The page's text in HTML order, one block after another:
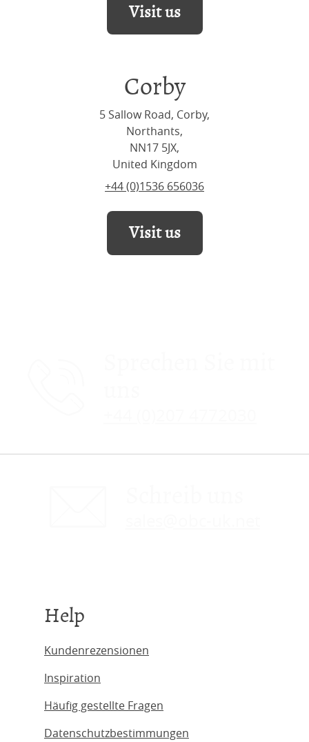
Visit us
Corby
5 Sallow Road, Corby,
Northants,
NN17 5JX,
United Kingdom
+44 (0)1536 656036
Visit us
Help
Kundenrezensionen
Inspiration
Häufig gestellte Fragen
Datenschutzbestimmungen